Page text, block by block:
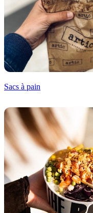
Sacs à pain